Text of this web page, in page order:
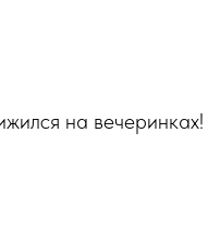
на вечеринках!